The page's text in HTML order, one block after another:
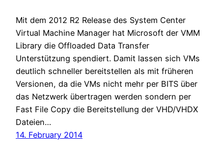
Mit dem 2012 R2 Release des System Center
Virtual Machine Manager hat Microsoft der VMM
Library die Offloaded Data Transfer
Unterstützung spendiert. Damit lassen sich VMs
deutlich schneller bereitstellen als mit früheren
Versionen, da die VMs nicht mehr per BITS über
das Netzwerk übertragen werden sondern per
Fast File Copy die Bereitstellung der VHD/VHDX
Dateien…
14. February 2014